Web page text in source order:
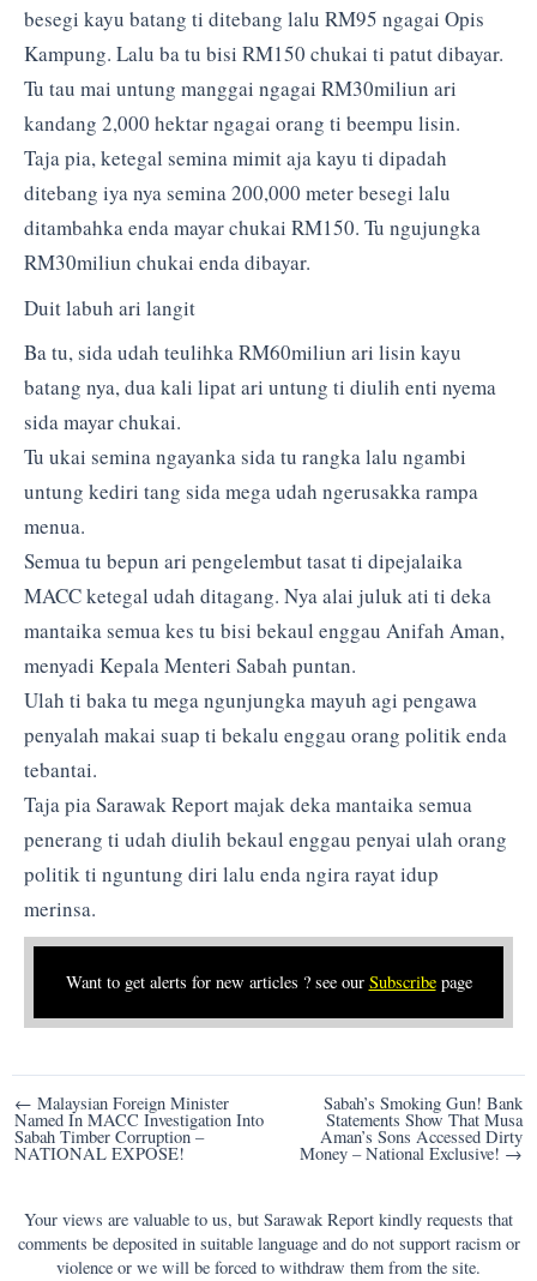
besegi kayu batang ti ditebang lalu RM95 ngagai Opis
Kampung. Lalu ba tu bisi RM150 chukai ti patut dibayar.
Tu tau mai untung manggai ngagai RM30miliun ari
kandang 2,000 hektar ngagai orang ti beempu lisin.
Taja pia, ketegal semina mimit aja kayu ti dipadah
ditebang iya nya semina 200,000 meter besegi lalu
ditambahka enda mayar chukai RM150. Tu ngujungka
RM30miliun chukai enda dibayar.
Duit labuh ari langit
Ba tu, sida udah teulihka RM60miliun ari lisin kayu
batang nya, dua kali lipat ari untung ti diulih enti nyema
sida mayar chukai.
Tu ukai semina ngayanka sida tu rangka lalu ngambi
untung kediri tang sida mega udah ngerusakka rampa
menua.
Semua tu bepun ari pengelembut tasat ti dipejalaika
MACC ketegal udah ditagang. Nya alai juluk ati ti deka
mantaika semua kes tu bisi bekaul enggau Anifah Aman,
menyadi Kepala Menteri Sabah puntan.
Ulah ti baka tu mega ngunjungka mayuh agi pengawa
penyalah makai suap ti bekalu enggau orang politik enda
tebantai.
Taja pia Sarawak Report majak deka mantaika semua
penerang ti udah diulih bekaul enggau penyai ulah orang
politik ti nguntung diri lalu enda ngira rayat idup
merinsa.
Want to get alerts for new articles ? see our Subscribepage
Post
navigation
← Malaysian Foreign Minister
Named In MACC Investigation Into
Sabah Timber Corruption –
NATIONAL EXPOSE!
Sabah’s Smoking Gun! Bank
Statements Show That Musa
Aman’s Sons Accessed Dirty
Money – National Exclusive! →
Your views are valuable to us, but Sarawak Report kindly requests that
comments be deposited in suitable language and do not support racism or
violence or we will be forced to withdraw them from the site.